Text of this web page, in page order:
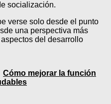
socialización.
verse solo desde el punto
una perspectiva más
del desarrollo
Cómo mejorar la función